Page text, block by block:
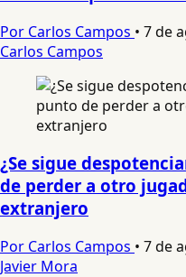
Por Carlos Campos • 7 de
Carlos Campos
¿Se sigue
de perder a otro
extranjero
Por Carlos Campos • 7 de
Javier Mora